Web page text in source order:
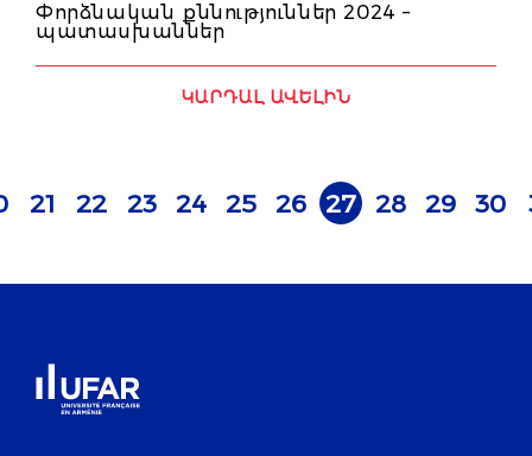
Փորձնական քննություններ 2024 –
պատասխաններ
ԿԱՐԴԱԼ ԱՎԵԼԻՆ
21 22 23 24 25 26 27 28 29 30